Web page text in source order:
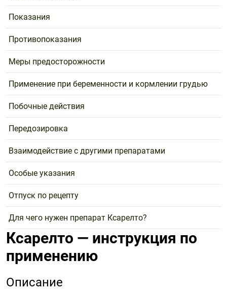
Показания
Противопоказания
Меры предосторожности
Применение при беременности и кормлении грудью
Побочные действия
Передозировка
Взаимодействие с другими препаратами
Особые указания
Отпуск по рецепту
Для чего нужен препарат Ксарелто?
Ксарелто — инструкция по
применению
Описание